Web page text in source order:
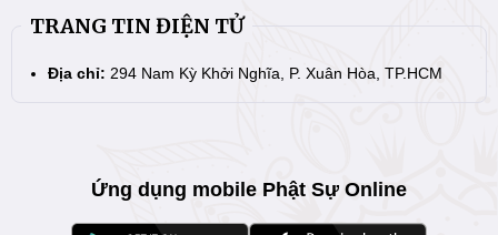
TRANG TIN ĐIỆN TỬ
Địa chỉ: 294 Nam Kỳ Khởi Nghĩa, P. Xuân Hòa, TP.HCM
Ứng dụng mobile Phật Sự Online